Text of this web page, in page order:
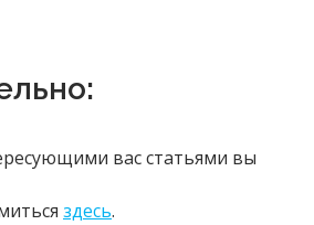
вас статьями вы
здесь.